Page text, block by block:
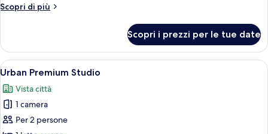
Scopri di più
Altri
premium
Studio
Scopri i prezzi per le tue date
Apri
tutte
le
foto
per
Una camera d'albergo moderna con
7
Urban Premium Studio
Vista città
1 camera
Per 2 persone